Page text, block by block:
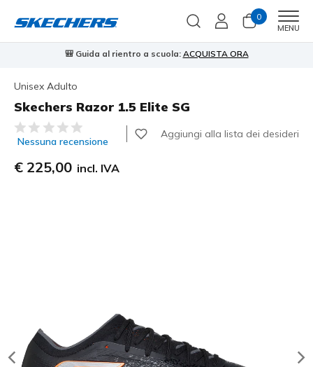
0
MENU
⭐Skechers VIP:reso gratuito entro 45 giorni per i memberi
Unisex Adulto
Skechers Razor 1.5 Elite SG
Valutazione cliente 3,9 su 5
Nessuna recensione
Aggiungi alla lista dei desideri
€ 225,00 incl. IVA